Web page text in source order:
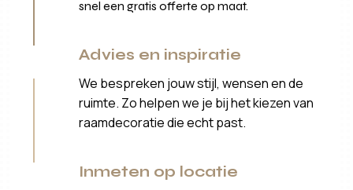
snel een gratis offerte op maat.
Advies en inspiratie
We bespreken jouw stijl, wensen en de
ruimte. Zo helpen we je bij het kiezen van
raamdecoratie die echt past.
Inmeten op locatie